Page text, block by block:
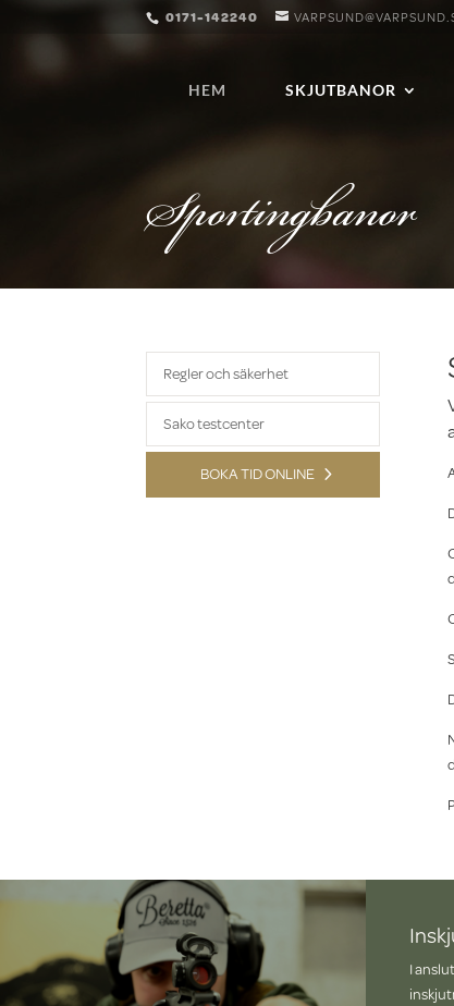
0171-142240
HEM SKJUTBANOR
Sportingbanor
Regler och säkerhet
Sako testcenter
BOKA TID ONLINE
I